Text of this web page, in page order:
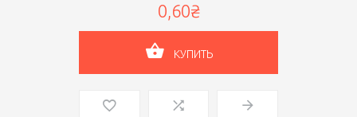
0,60₴
КУПИТЬ